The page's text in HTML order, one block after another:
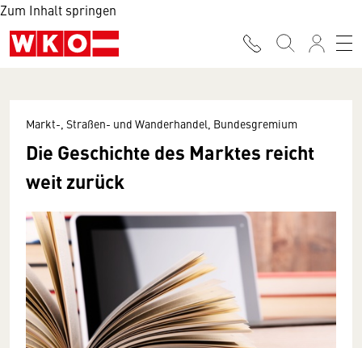
Zum Inhalt springen
Markt-, Straßen- und Wanderhandel, Bundesgremium
Die Geschichte des Marktes reicht
weit zurück